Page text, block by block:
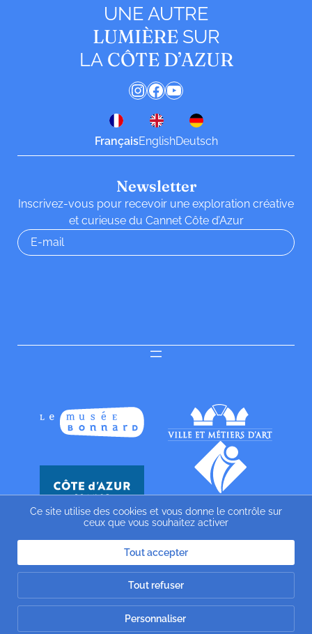
UNE AUTRE
LUMIÈRE SUR
LA CÔTE D’AZUR
Instagram
Facebook
YouTube
FrançaisEnglishDeutsch
Newsletter
Inscrivez-vous pour recevoir une exploration créative
et curieuse du Cannet Côte d’Azur
Ce site utilise des cookies et vous donne le contrôle sur
ceux que vous souhaitez activer
Tout accepter
Tout refuser
Personnaliser